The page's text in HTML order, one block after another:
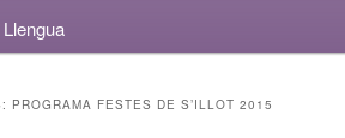
Llengua
PROGRAMA FESTES DE S’ILLOT 2015